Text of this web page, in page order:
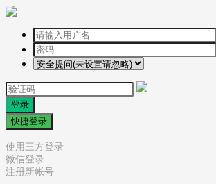
登录
快捷登录
使用三方登录
微信登录
注册新帐号